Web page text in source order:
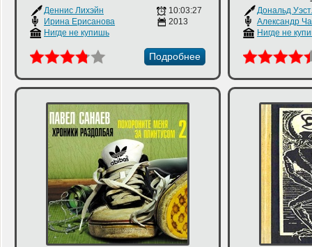
Деннис Лихэйн
Ирина Ерисанова
Нигде не купишь
10:03:27
2013
Подробнее
Дональд
Александр
Нигде не